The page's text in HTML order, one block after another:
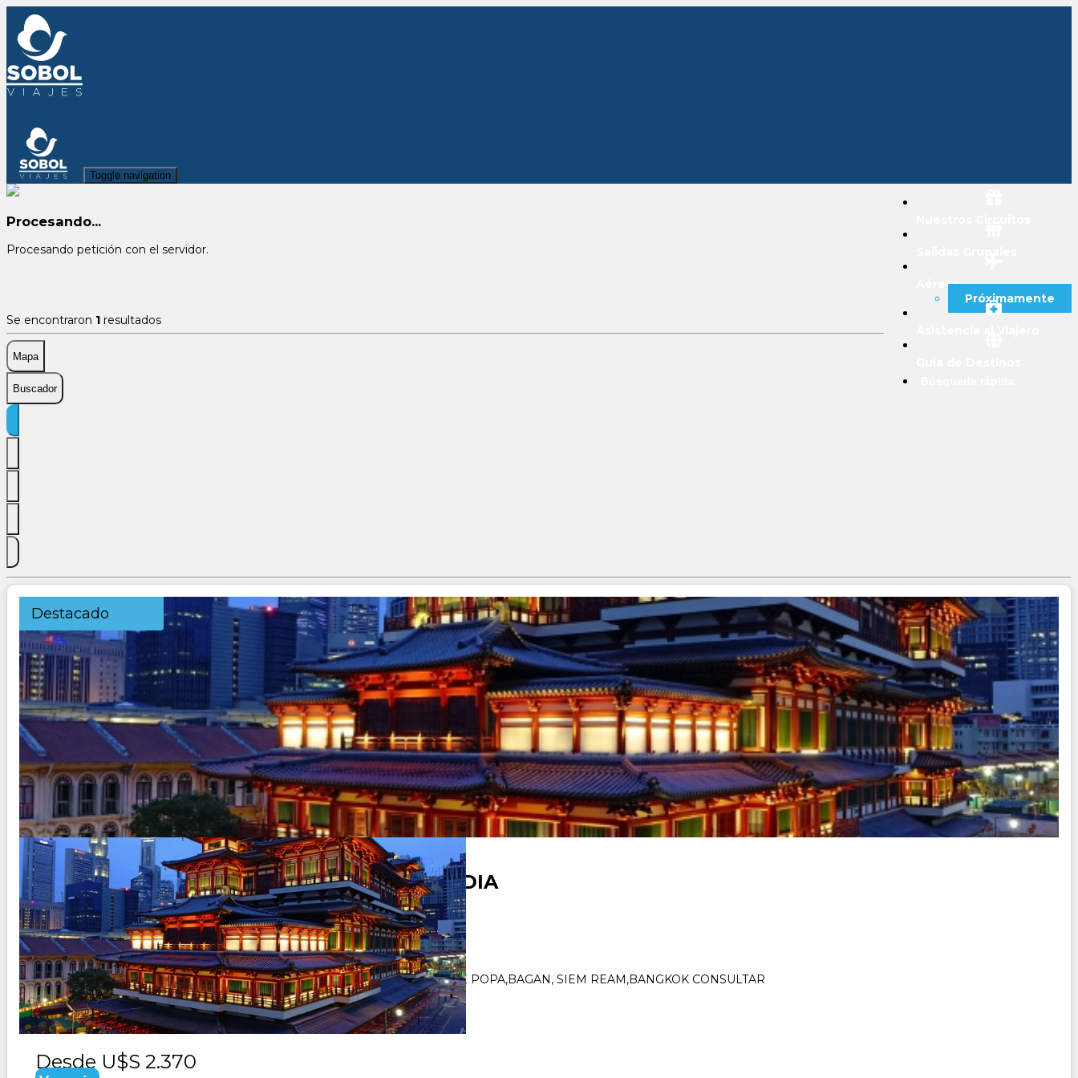
Toggle navigation
Aéreos
Próximamente
Procesando...
Procesando petición con el servidor.
Se encontraron 1 resultados
Mapa
Buscador
Destacado
SINGAPUR, VIETNAM, CAMBOYA Y TAILANDIA
Duración:
16Días 15Noches
Paquete Turistico de 16 dias 15 noches Visitando SINGAPUR,YANGON,MONTE POPA,BAGAN, SIEM REAM,BANGKOK CONSULTAR
Desde U$S 2.370